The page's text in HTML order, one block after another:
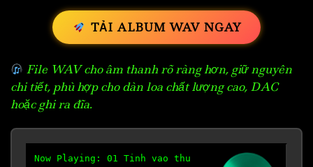
TẢI ALBUM WAV NGAY
File WAV cho âm thanh rõ ràng hơn, giữ nguyên
chi tiết, phù hợp cho dàn loa chất lượng cao, DAC
hoặc ghi ra đĩa.
Now Playing: 01 Tinh vao thu